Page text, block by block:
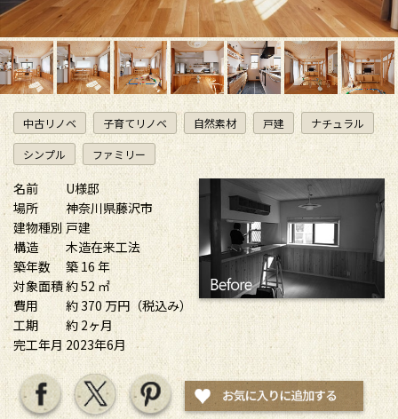
中古リノベ 子育てリノベ 自然素材 戸建 ナチュラル
シンプル ファミリー
名前
U様邸
場所
神奈川県藤沢市
建物種別 戸建
構造
木造在来工法
築年数
築 16 年
対象面積約 52 ㎡
費用
約 370 万円（税込み）
工期
約 2ヶ月
完工年月 2023年6月